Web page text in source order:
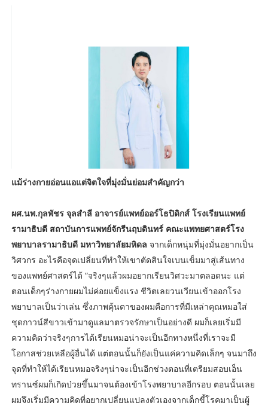
แม้ร่างกายอ่อนแอแต่จิตใจที่มุ่งมั่นย่อมสำคัญกว่า
ผศ.นพ.กุลพัชร จุลสำลี อาจารย์แพทย์ออร์โธปิดิกส์ โรงเรียนแพทย์
รามาธิบดี สถาบันการแพทย์จักรีนฤบดินทร์ คณะแพทยศาสตร์โรง
พยาบาลรามาธิบดี มหาวิทยาลัยมหิดล จากเด็กหนุ่มที่มุ่งมั่นอยากเป็น
วิศวกร อะไรคือจุดเปลี่ยนที่ทำให้เขาตัดสินใจเบนเข็มมาสู่เส้นทาง
ของแพทย์ศาสตร์ได้ “จริงๆแล้วผมอยากเรียนวิศวะมาตลอดนะ แต่
ตอนเด็กๆร่างกายผมไม่ค่อยแข็งแรง ชีวิตเลยวนเวียนเข้าออกโรง
พยาบาลเป็นว่าเล่น ซึ่งภาพคุ้นตาของผมคือการที่มีเหล่าคุณหมอใส่
ชุดกาวน์สีขาวเข้ามาดูแลมาตรวจรักษาเป็นอย่างดี ผมก็เลยเริ่มมี
ความคิดว่าจริงๆการได้เรียนหมอน่าจะเป็นอีกทางหนึ่งที่เราจะมี
โอกาสช่วยเหลือผู้อื่นได้ แต่ตอนนั้นก็ยังเป็นแค่ความคิดเล็กๆ จนมาถึง
จุดที่ทำให้ได้เรียนหมอจริงๆน่าจะเป็นอีกช่วงตอนที่เตรียมสอบเอ็น
ทรานซ์ผมก็เกิดป่วยขึ้นมาจนต้องเข้าโรงพยาบาลอีกรอบ ตอนนั้นเลย
ผมจึงเริ่มมีความคิดที่อยากเปลี่ยนแปลงตัวเองจากเด็กขี้โรคมาเป็นผู้